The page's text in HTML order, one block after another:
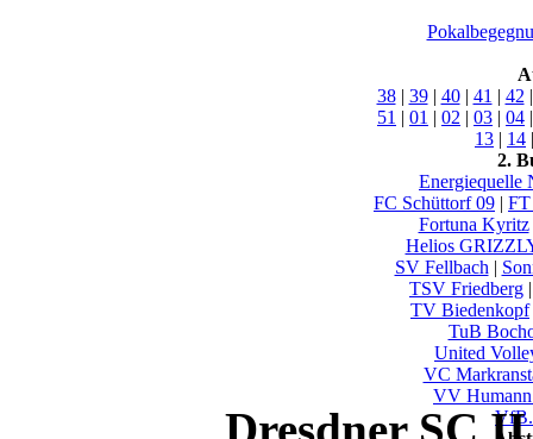
38| 39| 40| 41 | 42
51 | 01 | 02 | 03 | 04
13 | 14
2.
Energiequelle
FC Schüttorf 09 | FT
Fortuna Kyritz
Helios
SV Fellbach |
TSV Friedberg
TV Biedenkopf
TuB
United
VC
VV Humann
Dresdner SC